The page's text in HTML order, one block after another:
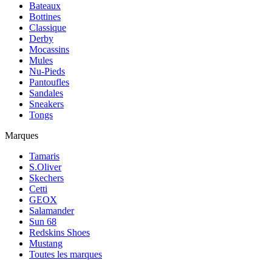
Bateaux
Bottines
Classique
Derby
Mocassins
Mules
Nu-Pieds
Pantoufles
Sandales
Sneakers
Tongs
Marques
Tamaris
S.Oliver
Skechers
Cetti
GEOX
Salamander
Sun 68
Redskins Shoes
Mustang
Toutes les marques